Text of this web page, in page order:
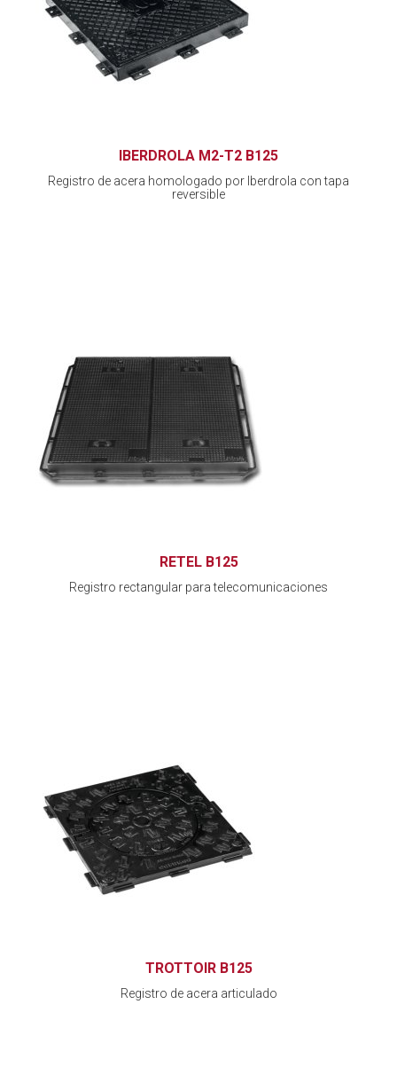
IBERDROLA M2-T2 B125
Registro de acera homologado por Iberdrola con tapa
reversible
RETEL B125
Registro rectangular para telecomunicaciones
TROTTOIR B125
Registro de acera articulado